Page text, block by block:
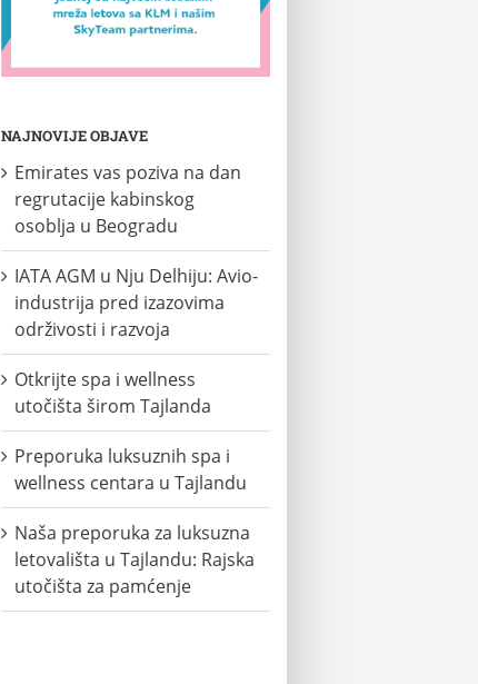
NAJNOVIJE OBJAVE
Emirates vas poziva na dan
regrutacije kabinskog
osoblja u Beogradu
IATA AGM u Nju Delhiju: Avio-
industrija pred izazovima
održivosti i razvoja
Otkrijte spa i wellness
utočišta širom Tajlanda
Preporuka luksuznih spa i
wellness centara u Tajlandu
Naša preporuka za luksuzna
letovališta u Tajlandu: Rajska
utočišta za pamćenje